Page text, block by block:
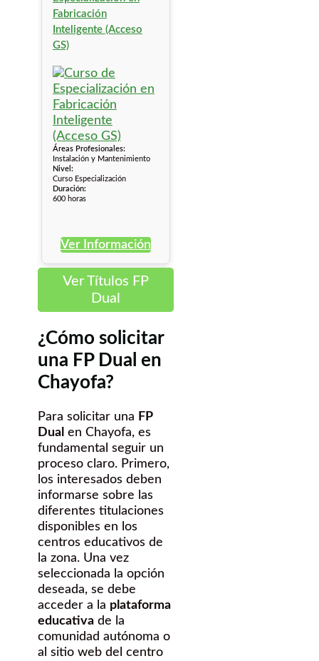
Fabricación
Inteligente (Acceso
GS)
Áreas Profesionales:
Instalación y Mantenimiento
Nivel:
Curso Especialización
Duración:
600 horas
Ver Información
Ver Títulos FP
Dual
¿Cómo solicitar
una FP Dual en
Chayofa?
Para solicitar una FP
Dual en Chayofa, es
fundamental seguir un
proceso claro. Primero,
los interesados deben
informarse sobre las
diferentes titulaciones
disponibles en los
centros educativos de
la zona. Una vez
seleccionada la opción
deseada, se debe
acceder a la plataforma
educativa de la
comunidad autónoma o
al sitio web del centro